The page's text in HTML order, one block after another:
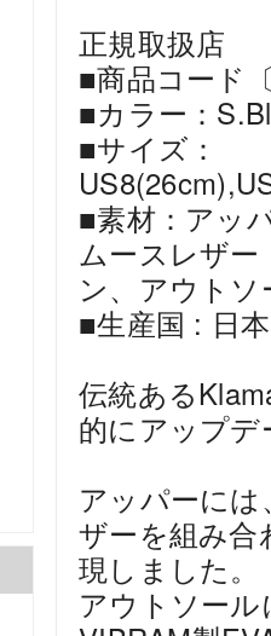
正規取扱店
■商品コード
■カラー：
■サイズ：
■素材：アッ
ムースレザ
ン、アウト
■生産国 : 日本
伝統ある
的にアップ
アッパーに
ザーを組み合
現しました。
アウトソー